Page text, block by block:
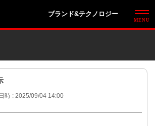
ブランド&テクノロジー
時 : 2025/09/04 14:00